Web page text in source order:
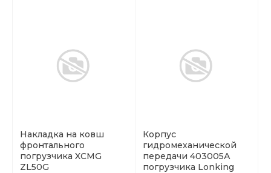
Накладка на ковш
фронтального
погрузчика XCMG
ZL50G
Корпус
гидромеханической
передачи 403005А
погрузчика Lonking